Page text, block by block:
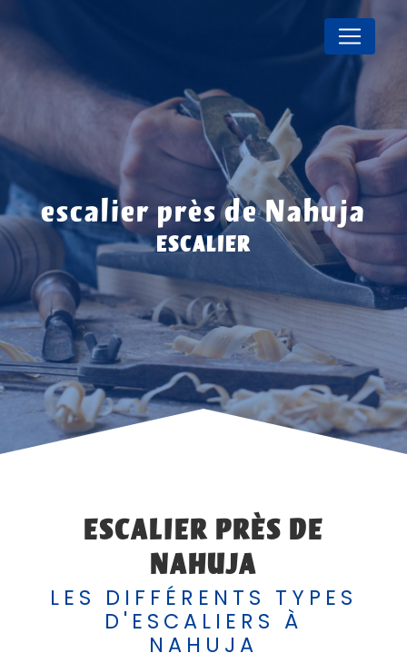
escalier près de Nahuja
ESCALIER
ESCALIER PRÈS DE
NAHUJA
LES DIFFÉRENTS TYPES
D'ESCALIERS À
NAHUJA